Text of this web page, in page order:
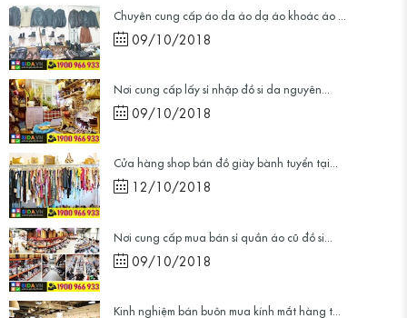
Chuyên cung cấp áo da áo dạ áo khoác áo ...
09/10/2018
Nơi cung cấp lấy sỉ nhập đồ si da nguyên...
09/10/2018
Cửa hàng shop bán đồ giày bành tuyển tại...
12/10/2018
Nơi cung cấp mua bán sỉ quần áo cũ đồ si...
09/10/2018
Kinh nghiệm bán buôn mua kính mắt hàng t...